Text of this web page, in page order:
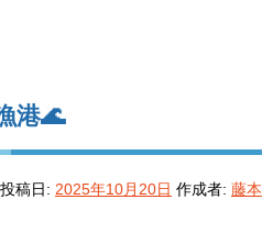
港🌊
投稿日: 2025年10月20日 作成者: 藤本